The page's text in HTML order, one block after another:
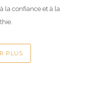
la confiance et à la
PLUS